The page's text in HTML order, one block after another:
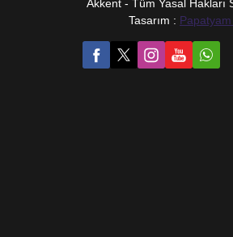
Akkent - Tüm Yasal Hakları
Tasarım :